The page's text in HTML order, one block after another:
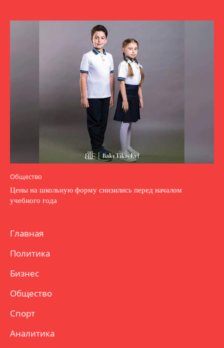
Общество
Цены на школьную форму снизились перед началом
учебного года
Главная
Политика
Бизнес
Общество
Спорт
Аналитика